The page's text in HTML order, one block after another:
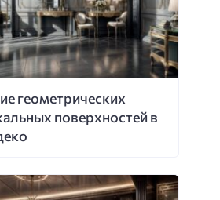
геометрических
поверхностей в